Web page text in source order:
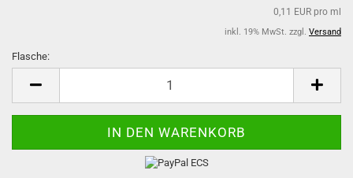
0,11 EUR pro ml
inkl. 19% MwSt. zzgl. Versand
Flasche: